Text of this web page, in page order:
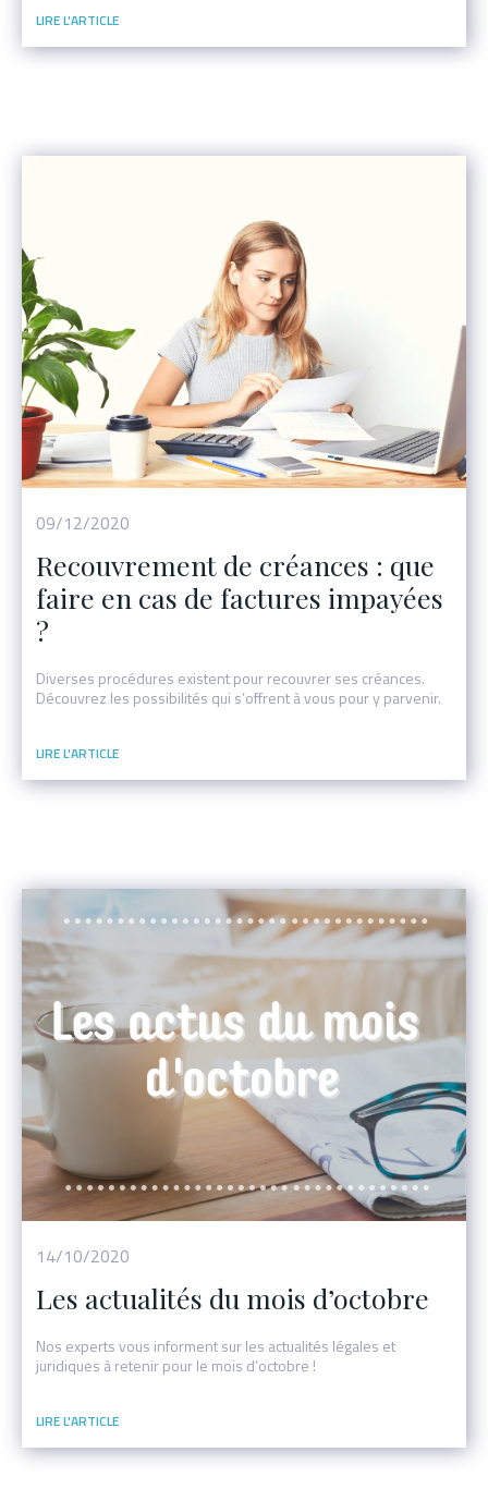
Événement
09/12/2020
Recouvrement de créances : que
faire en cas de factures impayées
?
Diverses procédures existent pour recouvrer ses créances.
Découvrez les possibilités qui s’offrent à vous pour y parvenir.
Événement
14/10/2020
Les actualités du mois d’octobre
Nos experts vous informent sur les actualités légales et
juridiques à retenir pour le mois d’octobre !